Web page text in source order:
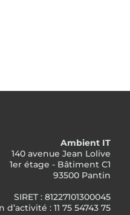
Ambient IT
140 avenue Jean Lolive
1er étage - Bâtiment C1
93500 Pantin
SIRET : 81227101300045
: 11 75 54743 75